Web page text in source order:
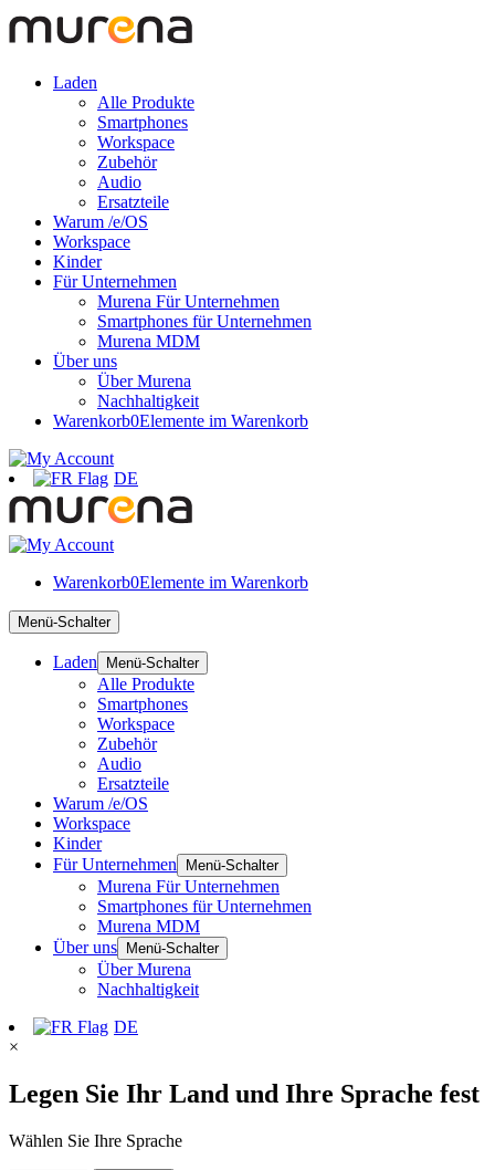
Laden
Alle Produkte
Smartphones
Workspace
Zubehör
Audio
Ersatzteile
Warum /e/OS
Workspace
Kinder
Für Unternehmen
Murena Für Unternehmen
Smartphones für Unternehmen
Murena MDM
Über uns
Über Murena
Nachhaltigkeit
Warenkorb0Elemente im Warenkorb
DE
Warenkorb0Elemente im Warenkorb
Menü-Schalter
Laden Menü-Schalter
Alle Produkte
Smartphones
Workspace
Zubehör
Audio
Ersatzteile
Warum /e/OS
Workspace
Kinder
Für Unternehmen
Menü-Schalter
Murena Für Unternehmen
Smartphones für Unternehmen
Murena MDM
Über uns
Menü-Schalter
Über Murena
Nachhaltigkeit
DE
×
Legen Sie Ihr Land und Ihre Sprache fest
Wählen Sie Ihre Sprache